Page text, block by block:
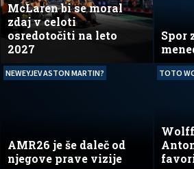
McLaren bi se moral
zdaj v celoti
osredotočiti na leto
2027
Spor
NEWEYJEV ASTON MARTIN?
AMR26 je še daleč od
njegove prave vizije
TOTO